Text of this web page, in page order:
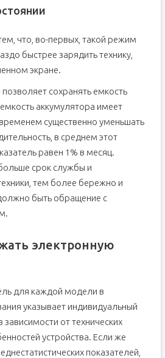
что, во-первых, такой режим
быстрее зарядить технику,
экране.
сохранять емкость
аккумулятора имеет
существенно уменьшать
в среднем этот
равен 1% в месяц.
срок службы и
тем более бережно и
быть обращение с
электронную
для каждой модели в
указывает индивидуальный
от технических
устройства. Если же
показателей,